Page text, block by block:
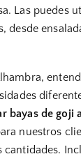
Las puedes
desde
bayas de goji
nuestros
cantidades.